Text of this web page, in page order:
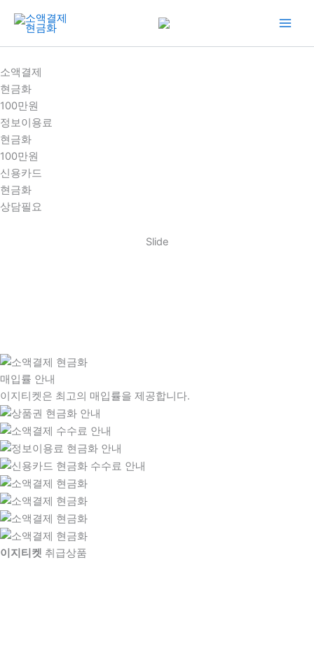
건
너
뛰
기
소액결제
현금화
100만원
정보이용료
현금화
100만원
신용카드
현금화
상담필요
Slide
매입률 안내
이지티켓은 최고의 매입률을 제공합니다.
이지티켓 취급상품